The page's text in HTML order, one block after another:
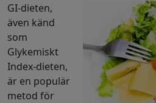
GI-dieten,
även känd
som
Glykemiskt
Index-dieten,
är en populär
metod för